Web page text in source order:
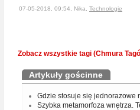
07-05-2018, 09:54, Nika, Technologie
Zobacz wszystkie tagi (Chmura
Artykuły gościnne
Gdzie stosuje się jednorazowe
Szybka metamorfoza wnętrza.